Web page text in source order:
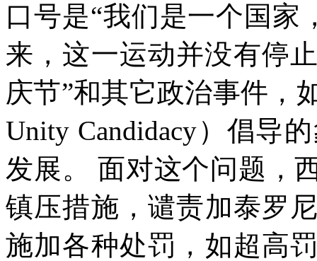
口号是“我们是一个国家
来，这一运动并没有停
庆节”和其它政治事件，
Unity Candidacy）倡导
发展。
面对这个问题，
镇压措施，谴责加泰罗
施加各种处罚，如超高